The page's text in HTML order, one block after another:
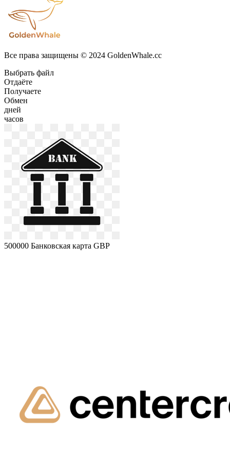
Все права защищены © 2024 GoldenWhale.cc
Выбрать файл
Отдаёте
Получаете
Обмен
дней
часов
500000 Банковская карта GBP